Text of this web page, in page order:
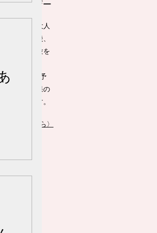
ドバイザー
子どもから大人
す。出産後、
し、この体験を
どもの虫歯予
、時短で効果の
しています。
詳細はこちら〉